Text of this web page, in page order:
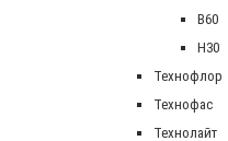
В60
Н30
Технофлор
Технофас
Технолайт